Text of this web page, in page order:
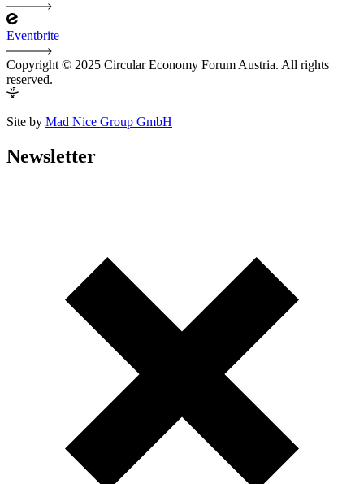
Eventbrite
Copyright © 2025 Circular Economy Forum Austria. All rights
reserved.
Site by Mad Nice Group GmbH
Newsletter